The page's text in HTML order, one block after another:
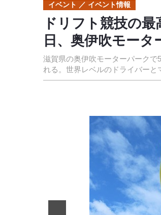
ドリフト競技の
日、奥伊吹モー
滋賀県の奥伊吹モーターパークで
れる。世界レベルのドライバーと
イベント イベント情報